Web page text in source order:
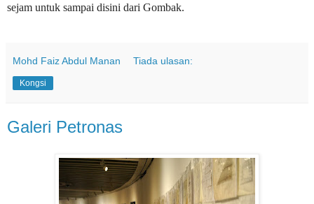
sejam untuk sampai disini dari Gombak.
Mohd Faiz Abdul Manan Tiada ulasan:
Kongsi
Galeri Petronas